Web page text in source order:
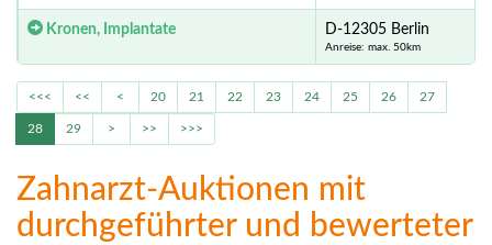
Kronen, Implantate D-12305 Berlin
Anreise: max. 50km
<<< << < 20 21 22 23 24 25 26 27
28 29 > >> >>>
Zahnarzt-Auktionen mit
durchgeführter und bewerteter